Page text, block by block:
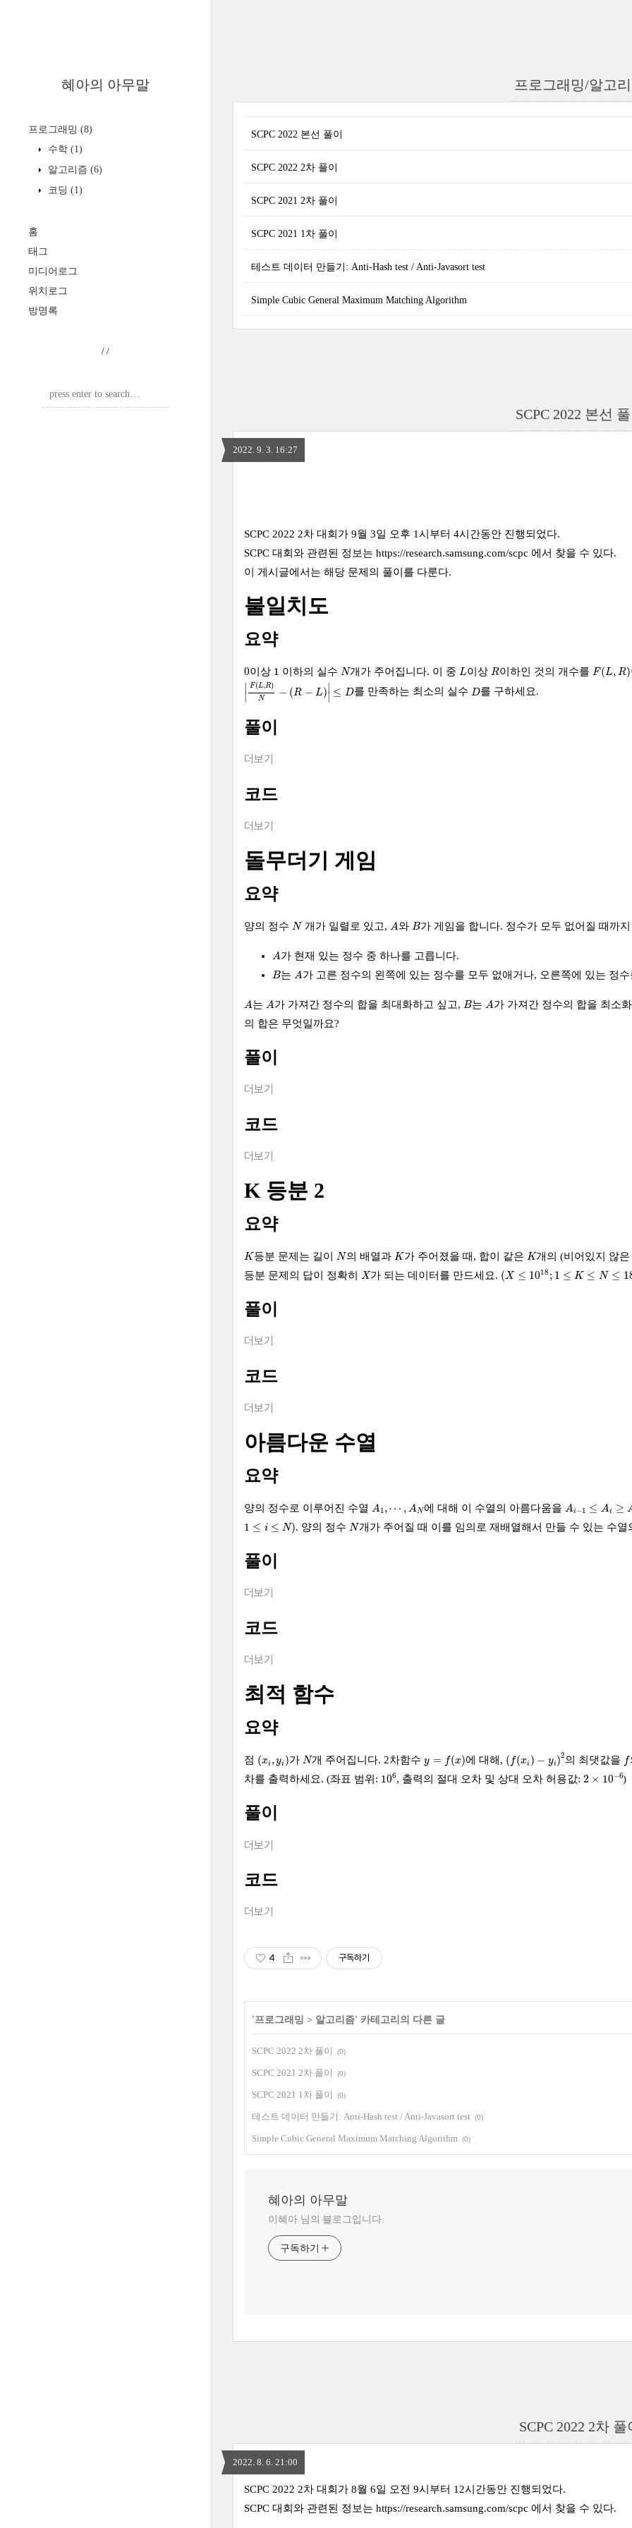
혜아의 아무말
프로그래밍 (8)
수학 (1)
알고리즘 (6)
코딩 (1)
홈
태그
미디어로그
위치로그
방명록
/ /
프로그래밍/알고
SCPC 2022 본선 풀이
SCPC 2022 2차 풀이
SCPC 2021 2차 풀이
SCPC 2021 1차 풀이
테스트 데이터 만들기: Anti-Hash test / Anti-Javasort test
Simple Cubic General Maximum Matching Algorithm
SCPC 2022 본선
2022. 9. 3. 16:27
SCPC 2022 2차 대회가 9월 3일 오후 1시부터 4시간동안 진행되었다.
SCPC 대회와 관련된 정보는 https://research.samsung.com/scpc 에서 찾을 수 있다.
이 게시글에서는 해당 문제의 풀이를 다룬다.
불일치도
요약
0
0이상 1
1 이하의 실수 N
N개가 주어집니다. 이 중L
L 이상R
R이하인 것의 개수를F(L, R)
F(L, )
∣
F(L,R)
N
− (R − L)∣ ≤ D
| F(L, R) D
를 만족하는 최소의 실수 D
D를 구하세요.
풀이
더보기
코드
더보기
돌무더기 게임
요약
양의 정수 N
N 개가 일렬로 있고, A
A와 B
B가 게임을 합니다. 정수가 모두 없어질 때까
A
A가 현재 있는 정수 중 하나를 고릅니다.
B
B는 A
A가 고른 정수의 왼쪽에 있는 정수를 모두 없애거나, 오른쪽에 있는 정
A
A는 A
A가 가져간 정수의 합을 최대화하고 싶고, B
B는 A
A가 가져간 정수의 합을 최소
의 합은 무엇일까요?
풀이
더보기
코드
더보기
K 등분 2
요약
K
K등분 문제는 길이 N
N의 배열과 K
K가 주어졌을 때, 합이 같은 K
K개의 (비어있지 않
등분 문제의 답이 정확히 X
X가 되는 데이터를 만드세요. (X ≤ 1018 ; 1 ≤ K ≤ N ≤
( X≤ 18;1 ≤K N≤ 180)
풀이
더보기
코드
더보기
아름다운 수열
요약
양의 정수로 이루어진 수열 A1,⋯ , AN
A N 에 대해 이 수열의 아름다움을 Ai−1 ≤ Ai ≥
A A ≥ Ai+
1 ≤ i ≤ N)
1 i≤ N . 양의 정수 N
N개가 주어질 때 이를 임의로 재배열해서 만들 수 있는 수
풀이
더보기
코드
더보기
최적 함수
요약
점 (xi ,yi )
( 가N
N개 주어집니다. 2차함수y = f(x)
x) 에 대해, ( f(xi ) − yi)2
(f x −
의 최댓값을 f
f
차를 출력하세요. (좌표 범위: 106
106
, 출력의 절대 오차 및 상대 오차 허용값: 2 × 10−6
2 10−6
)
풀이
더보기
코드
더보기
4 구독하기
'프로그래밍 > 알고리즘' 카테고리의 다른 글
SCPC 2022 2차 풀이 (0)
SCPC 2021 2차 풀이 (0)
SCPC 2021 1차 풀이 (0)
테스트 데이터 만들기: Anti-Hash test / Anti-Javasort test (0)
Simple Cubic General Maximum Matching Algorithm (0)
혜아의 아무말
이혜아 님의 블로그입니다.
구독하기
SCPC 2022 2차 풀
2022. 8. 6. 21:00
SCPC 2022 2차 대회가 8월 6일 오전 9시부터 12시간동안 진행되었다.
SCPC 대회와 관련된 정보는 https://research.samsung.com/scpc 에서 찾을 수 있다.